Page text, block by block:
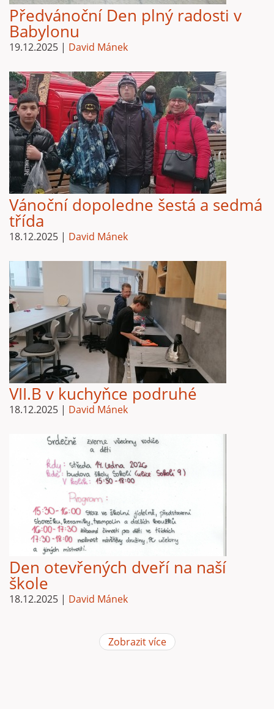
Předvánoční Den plný radosti v
Babylonu
19.12.2025 | David Mánek
Vánoční dopoledne šestá a sedmá
třída
18.12.2025 | David Mánek
VII.B v kuchyňce podruhé
18.12.2025 | David Mánek
Den otevřených dveří na naší
škole
18.12.2025 | David Mánek
Zobrazit více